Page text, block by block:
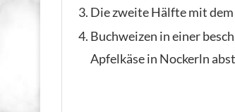
Die zweite Hälfte mit dem
Buchweizen in einer
Apfelkäse in Nockerln